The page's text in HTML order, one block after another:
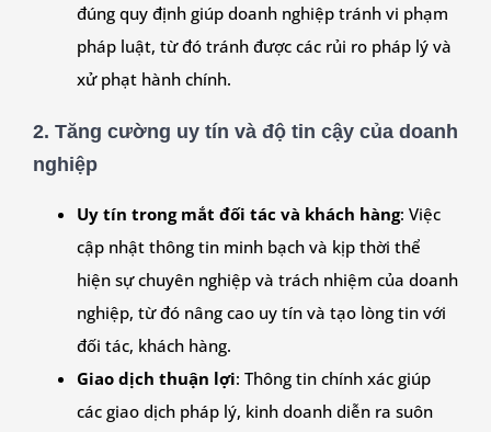
đúng quy định giúp doanh nghiệp tránh vi phạm
pháp luật, từ đó tránh được các rủi ro pháp lý và
xử phạt hành chính.
2. Tăng cường uy tín và độ tin cậy của doanh
nghiệp
Uy tín trong mắt đối tác và khách hàng: Việc
cập nhật thông tin minh bạch và kịp thời thể
hiện sự chuyên nghiệp và trách nhiệm của doanh
nghiệp, từ đó nâng cao uy tín và tạo lòng tin với
đối tác, khách hàng.
Giao dịch thuận lợi: Thông tin chính xác giúp
các giao dịch pháp lý, kinh doanh diễn ra suôn